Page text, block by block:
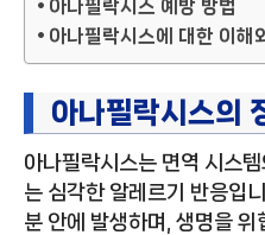
아나필락시스 예방 방법
아나필락시스에 대한 이해
아나필락시스의
아나필락시스는 면역 시스
는 심각한 알레르기 반응입
분 안에 발생하며, 생명을 위